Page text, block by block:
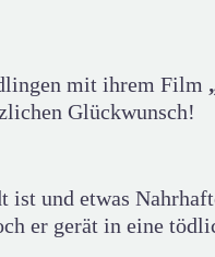
mit ihrem Film
Glückwunsch!
und etwas
er gerät in eine